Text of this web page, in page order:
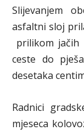
Slijevanjem
asfaltni sloj
prilikom
ceste do
desetaka
Radnici
mjeseca